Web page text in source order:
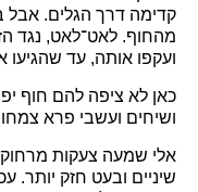
קדימה דרך הגלים. אבל
מהחוף. לאט־לאט, נגד
ועקפו אותה, עד שהגיעו
כאן לא ציפה להם חוף
ושיחים ועשבי פרא צמחו
אלי שמעה צעקות
שיניים ובעט חזק יותר.